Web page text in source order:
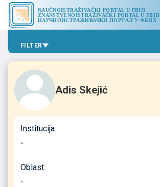
NAUČNOISTRAŽIVAČKI PORTAL U FBIH
ZNANSTVENOISTRAŽIVAČKI PORTAL U FBIH
НАУЧНОИСТРАЖИВАЧКИ ПОРТАЛ У ФБИХ
FILTER
Adis Skejić
Institucija:
-
Oblast:
-